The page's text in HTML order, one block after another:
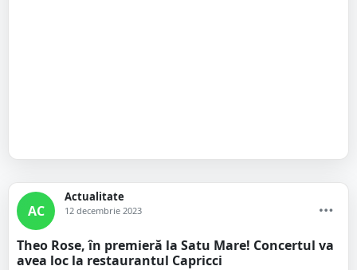
AC
Actualitate
12 decembrie 2023
Theo Rose, în premieră la Satu Mare! Concertul va
avea loc la restaurantul Capricci